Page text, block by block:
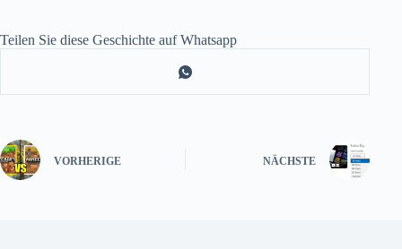
Teilen Sie diese Geschichte auf Whatsapp
VORHERIGE NÄCHSTE